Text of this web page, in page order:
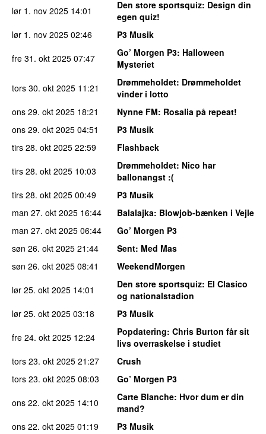
lør 1. nov 2025 14:01 Den store sportsquiz: Design din
egen quiz!
lør 1. nov 2025 02:46
P3 Musik
fre 31. okt 2025 07:47 Go’ Morgen P3: Halloween
Mysteriet
tors 30. okt 2025 11:21 Drømmeholdet: Drømmeholdet
vinder i lotto
ons 29. okt 2025 18:21 Nynne FM: Rosalia på repeat!
ons 29. okt 2025 04:51
P3 Musik
tirs 28. okt 2025 22:59
Flashback
tirs 28. okt 2025 10:03 Drømmeholdet: Nico har
ballonangst :(
tirs 28. okt 2025 00:49
P3 Musik
man 27. okt 2025 16:44 Balalajka: Blowjob-bænken i Vejle
man 27. okt 2025 06:44
Go’ Morgen P3
søn 26. okt 2025 21:44 Sent: Med Mas
søn 26. okt 2025 08:41
WeekendMorgen
lør 25. okt 2025 14:01 Den store sportsquiz: El Clasico
og nationalstadion
lør 25. okt 2025 03:18
P3 Musik
fre 24. okt 2025 12:24 Popdatering: Chris Burton får sit
livs overraskelse i studiet
tors 23. okt 2025 21:27
Crush
tors 23. okt 2025 08:03
Go’ Morgen P3
ons 22. okt 2025 14:10 Carte Blanche: Hvor dum er din
mand?
ons 22. okt 2025 01:19
P3 Musik